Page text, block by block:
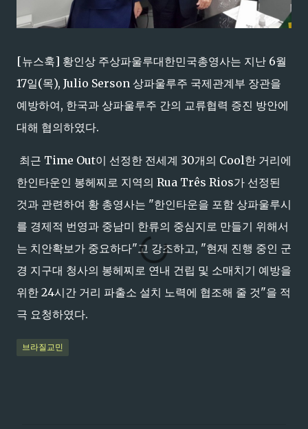
[뉴스훅] 황인상 주상파울루대한민국총영사는 지난 6월
17일(목), Julio Serson 상파울루주 국제관계부 장관을
예방하여, 한국과 상파울루주 간의 교류협력 증진 방안에
대해 협의하였다.
최근 Time Out이 선정한 전세계 30개의 Cool한 거리에
한인타운인 봉헤찌로 지역의 Rua Três Rios가 선정된
것과 관련하여 황 총영사는 "한인타운을 포함 상파울루시
를 경제적 번영과 중남미 한류의 중심지로 만들기 위해서
는 치안확보가 중요하다"고 강조하고, "현재 진행 중인 군
경 지구대 청사의 봉헤찌로 연내 건립 및 소매치기 예방을
위한 24시간 거리 파출소 설치 노력에 협조해 줄 것"을 적
극 요청하였다.
브라질교민